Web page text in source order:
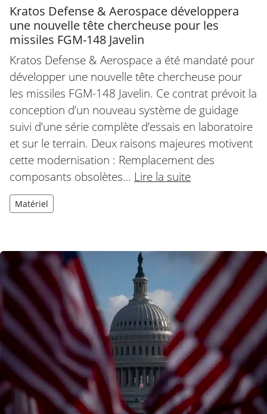
Kratos Defense & Aerospace développera
une nouvelle tête chercheuse pour les
missiles FGM-148 Javelin
Kratos Defense & Aerospace a été mandaté pour
développer une nouvelle tête chercheuse pour
les missiles FGM-148 Javelin. Ce contrat prévoit la
conception d’un nouveau système de guidage
suivi d’une série complète d’essais en laboratoire
et sur le terrain. Deux raisons majeures motivent
cette modernisation : Remplacement des
composants obsolètes… Lire la suite
Matériel